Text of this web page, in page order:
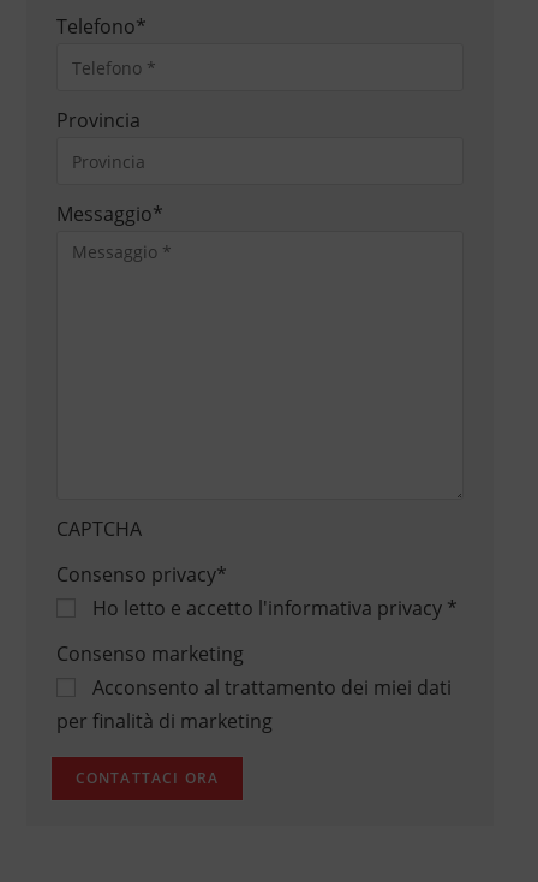
Telefono*
Provincia
Messaggio*
CAPTCHA
Consenso privacy*
Ho letto e accetto l'informativa privacy*
Consenso marketing
Acconsento al trattamento dei miei dati
per finalità di marketing